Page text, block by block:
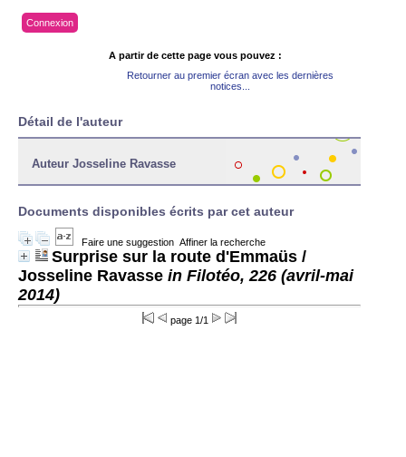
Connexion
A partir de cette page vous pouvez :
Retourner au premier écran avec les dernières
notices...
Détail de l'auteur
Auteur Josseline Ravasse
Documents disponibles écrits par cet auteur
Faire une suggestion Affiner la recherche
Surprise sur la route d'Emmaüs /
Josseline Ravasse in Filotéo, 226 (avril-mai
2014)
page 1/1